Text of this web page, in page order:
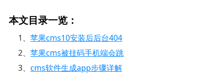
本文目录一览：
1、苹果cms10安装后后台404
2、苹果cms被挂码手机端会跳
3、cms软件生成app步骤详解